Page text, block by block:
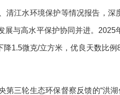
清江水环境保护等情况报告，
展与高水平保护协同并进。
降1.5微克/立方米，优良天数比
第三轮生态环保督察反馈的“洪